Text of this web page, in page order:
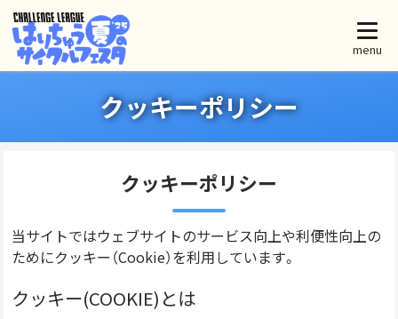
menu
クッキーポリシー
クッキーポリシー
当サイトではウェブサイトのサービス向上や利便性向上の
ためにクッキー（Cookie）を利用しています。
クッキー(COOKIE)とは